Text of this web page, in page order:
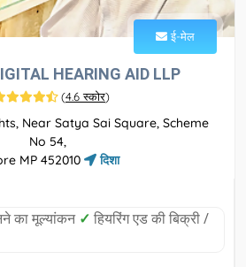
ई-मेल
HEARING AID LLP
(4.6 स्कोर)
Near Satya Sai Square, Scheme
No 54,
MP 452010
दिशा
का मूल्यांकन ✓ हियरिंग एड की बिक्री /